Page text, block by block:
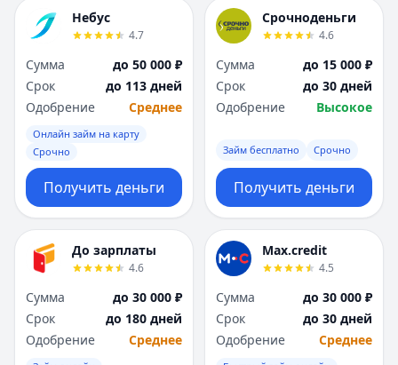
Небус
4.7
Сумма
до 50 000 ₽
Срок
до 113 дней
Одобрение
Среднее
Онлайн займ на карту
Срочно
Получить деньги
Срочноденьги
4.6
Сумма
до 15 000 ₽
Срок
до 30 дней
Одобрение
Высокое
Займ бесплатно Срочно
Получить деньги
До зарплаты
4.6
Сумма
до 30 000 ₽
Срок
до 180 дней
Одобрение
Среднее
Max.credit
4.5
Сумма
до 30 000 ₽
Срок
до 30 дней
Одобрение
Среднее